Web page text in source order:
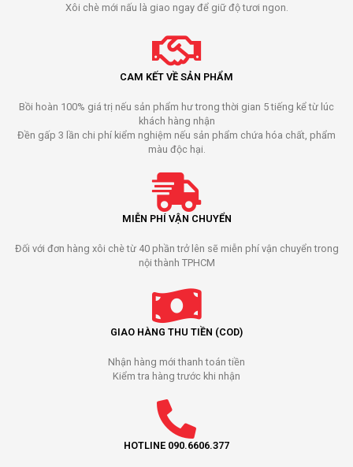
Xôi chè mới nấu là giao ngay để giữ độ tươi ngon.
CAM KẾT VỀ SẢN PHẨM
Bồi hoàn 100% giá trị nếu sản phẩm hư trong thời gian 5 tiếng kể từ lúc
khách hàng nhận
Đền gấp 3 lần chi phí kiểm nghiệm nếu sản phẩm chứa hóa chất, phẩm
màu độc hại.
MIỄN PHÍ VẬN CHUYỂN
Đối với đơn hàng xôi chè từ 40 phần trở lên sẽ miễn phí vận chuyển trong
nội thành TPHCM
GIAO HÀNG THU TIỀN (COD)
Nhận hàng mới thanh toán tiền
Kiểm tra hàng trước khi nhận
HOTLINE 090.6606.377